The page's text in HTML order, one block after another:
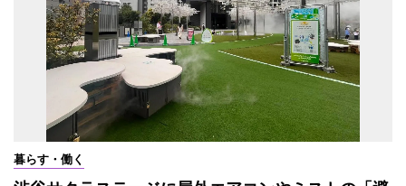
暮らす・働く